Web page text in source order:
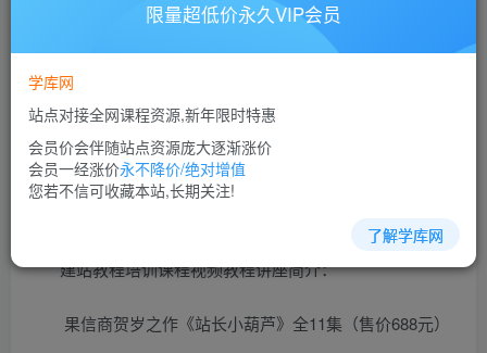
此内容为付费资源，请付费后查看
10
立即购买
您当前未登录！建议登陆后购买，可保存购买订单
建站教程培训课程视频教程讲座简介：
果信商贺岁之作《站长小葫芦》全11集（售价688元）
限量超低价永久VIP会员
学库网
站点对接全网课程资源,新年限时特惠
会员价会伴随站点资源庞大逐渐涨价
会员一经涨价永不降价/绝对增值
您若不信可收藏本站,长期关注!
了解学库网